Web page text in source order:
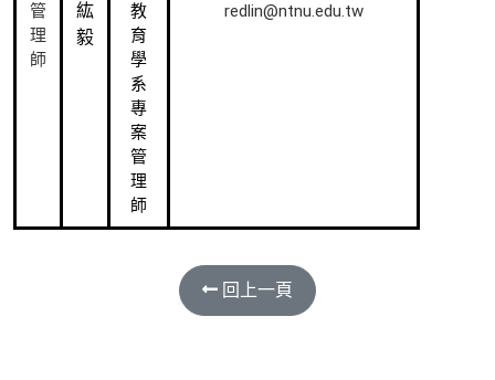
管
理
師
紘
毅
教
育
學
系
專
案
管
理
師
redlin@ntnu.edu.tw
回上一頁